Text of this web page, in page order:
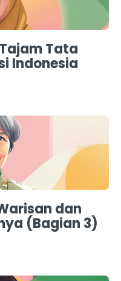
Tata
Indonesia
dan
(Bagian 3)